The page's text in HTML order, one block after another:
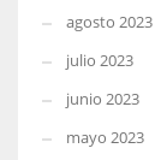
agosto 2023
julio 2023
junio 2023
mayo 2023